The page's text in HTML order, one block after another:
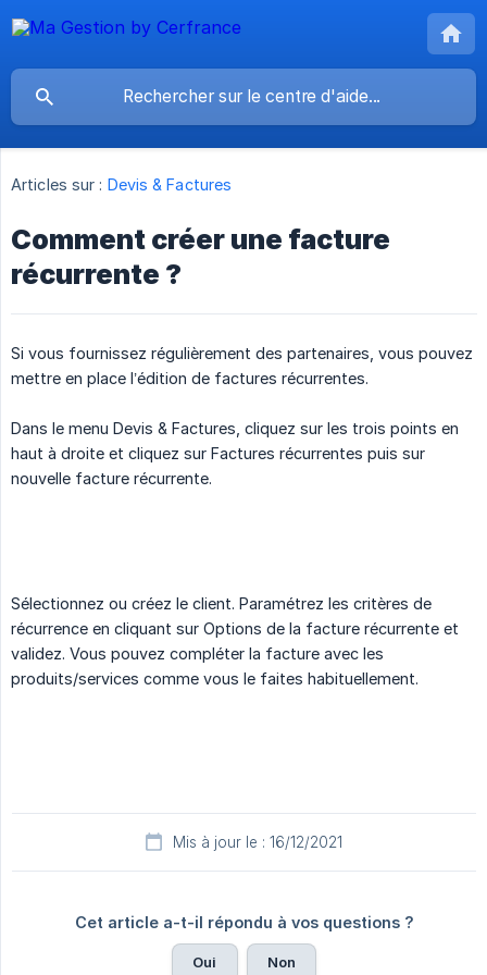
Articles sur : Devis & Factures
Comment créer une facture
récurrente ?
Si vous fournissez régulièrement des partenaires, vous pouvez
mettre en place l’édition de factures récurrentes.
Dans le menu Devis & Factures, cliquez sur les trois points en
haut à droite et cliquez sur Factures récurrentes puis sur
nouvelle facture récurrente.
Sélectionnez ou créez le client. Paramétrez les critères de
récurrence en cliquant sur Options de la facture récurrente et
validez. Vous pouvez compléter la facture avec les
produits/services comme vous le faites habituellement.
Mis à jour le : 16/12/2021
Cet article a-t-il répondu à vos questions ?
Oui Non